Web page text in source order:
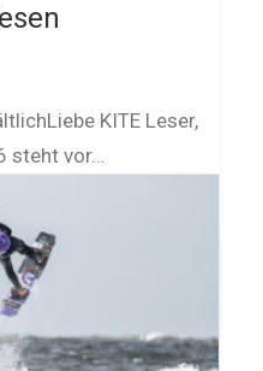
KITE Leser,
steht vor…